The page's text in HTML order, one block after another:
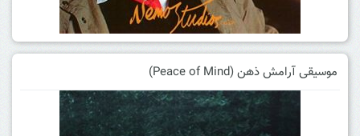
موسیقی آرامش ذهن (Peace of Mind)